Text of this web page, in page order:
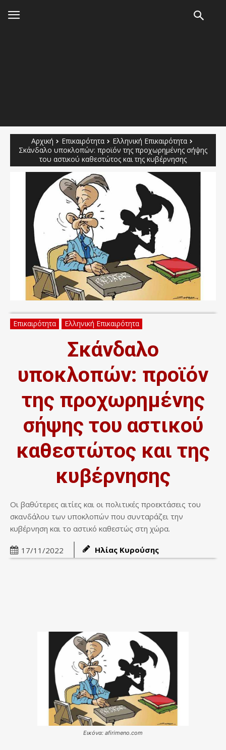
Αρχική Επικαιρότητα
Ελληνική Επικαιρότητα
Σκάνδαλο υποκλοπών: προϊόν της προχωρημένης σήψης
του αστικού καθεστώτος και της κυβέρνησης
Επικαιρότητα Ελληνική Επικαιρότητα
Σκάνδαλο
υποκλοπών: προϊόν
της προχωρημένης
σήψης του αστικού
καθεστώτος και της
κυβέρνησης
Οι βαθύτερες αιτίες και οι πολιτικές προεκτάσεις του
σκανδάλου των υποκλοπών που συνταράζει την
κυβέρνηση και το αστικό καθεστώς στη χώρα.
17/11/2022 Ηλίας Κυρούσης
Εικόνα: afirimeno.com